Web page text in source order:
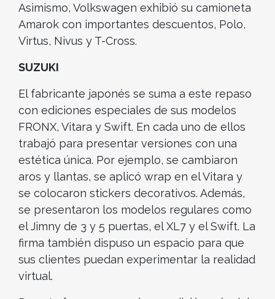
Asimismo, Volkswagen exhibió su camioneta
Amarok con importantes descuentos, Polo,
Virtus, Nivus y T-Cross.
SUZUKI
El fabricante japonés se suma a este repaso
con ediciones especiales de sus modelos
FRONX, Vitara y Swift. En cada uno de ellos
trabajó para presentar versiones con una
estética única. Por ejemplo, se cambiaron
aros y llantas, se aplicó wrap en el Vitara y
se colocaron stickers decorativos. Además,
se presentaron los modelos regulares como
el Jimny de 3 y 5 puertas, el XL7 y el Swift. La
firma también dispuso un espacio para que
sus clientes puedan experimentar la realidad
virtual.